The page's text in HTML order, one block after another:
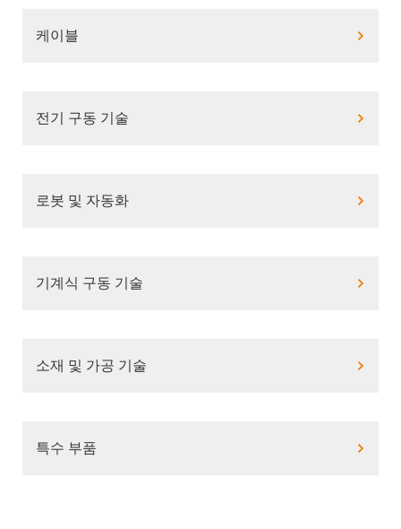
케이블
전기 구동 기술
로봇 및 자동화
기계식 구동 기술
소재 및 가공 기술
특수 부품